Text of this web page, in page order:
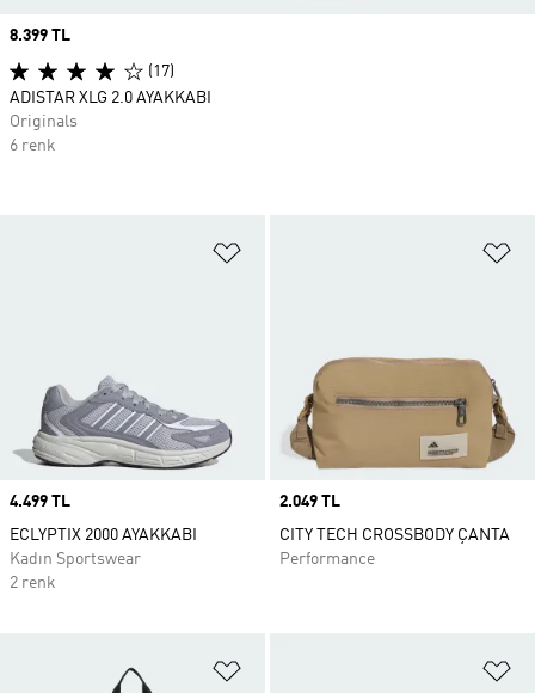
Price
4.499 TL
ECLYPTIX 2000 AYAKKABI
Kadın Sportswear
2 renk
Price
2.049 TL
CITY TECH CROSSBODY ÇANTA
Performance
Price
8.399 TL
(17)
ADISTAR XLG 2.0 AYAKKABI
Originals
6 renk